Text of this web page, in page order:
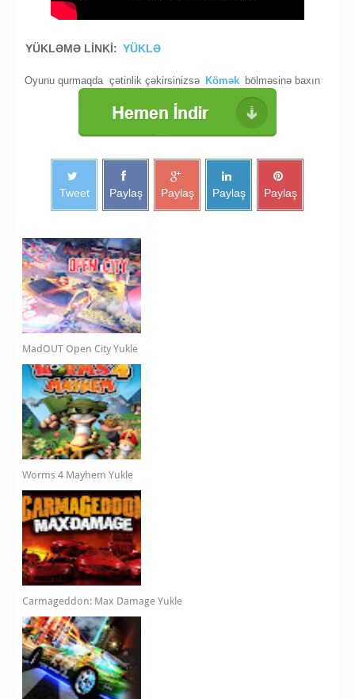
YÜKLƏMƏ LİNKİ: YÜKLƏ
Oyunu qurmaqda çətinlik çəkirsinizsə Kömək bölməsinə baxın
Tweet Paylaş Paylaş Paylaş Paylaş
MadOUT Open City Yukle
Worms 4 Mayhem Yukle
Carmageddon: Max Damage Yukle